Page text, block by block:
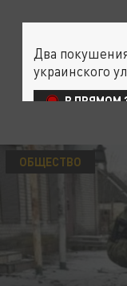
ОБЩЕСТВО
Два
украинского
В ПРЯМОМ